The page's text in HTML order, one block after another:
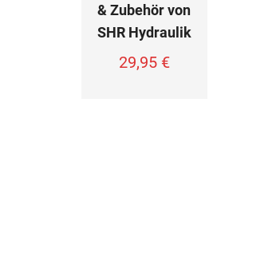
& Zubehör von
SHR Hydraulik
29,95 €